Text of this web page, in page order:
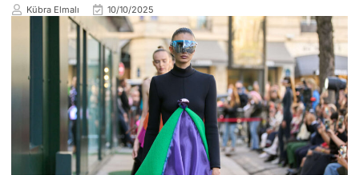
Kübra Elmalı 10/10/2025